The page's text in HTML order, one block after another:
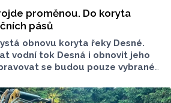
proměnou. Do koryta
pásů
obnovu koryta řeky Desné.
vodní tok Desná i obnovit jeho
se budou pouze vybrané
projektů.